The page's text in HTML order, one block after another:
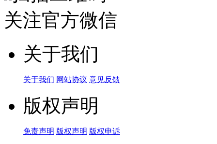
关注官方微信
关于我们
关于我们 网站协议 意见反馈
版权声明
免责声明 版权声明 版权申诉